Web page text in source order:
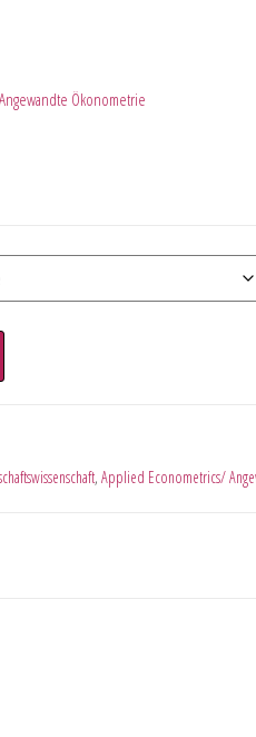
Ökonometrie
, Applied Econometrics/